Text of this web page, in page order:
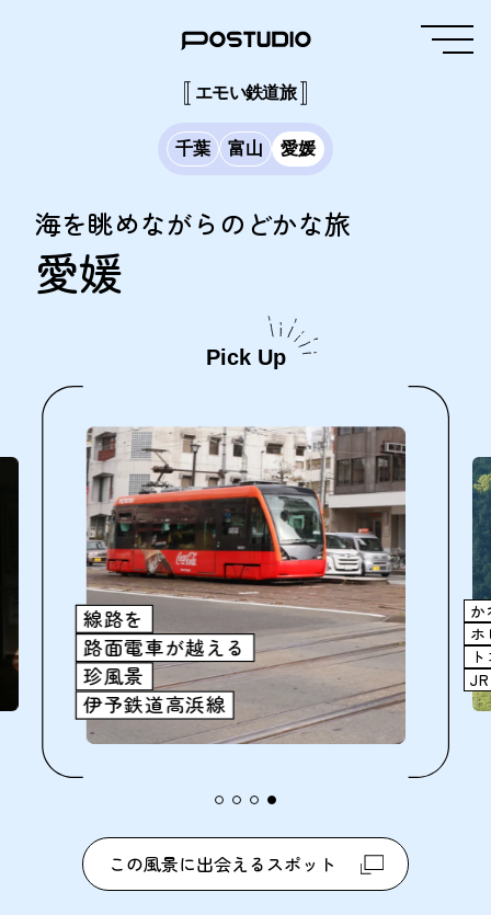
エモい鉄道旅
千葉 富山 愛媛
海を眺めながらのどかな旅
愛媛
Pick Up
かわいい
ホビートレインが
トコトコ走る！
JR四国予土線
この風景に出会えるスポット